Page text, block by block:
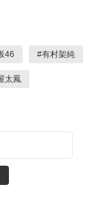
46 #有村架純
太鳳